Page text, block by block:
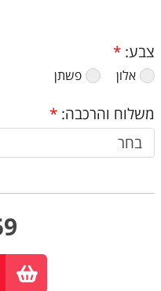
צבע: *
אלון פשתן
משלוח והרכבה: *
בחר